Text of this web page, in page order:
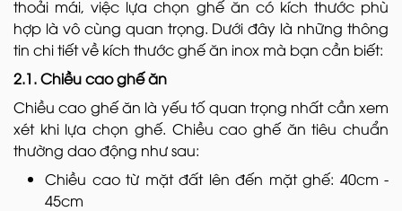
thoải mái, việc lựa chọn ghế ăn có kích thước phù
hợp là vô cùng quan trọng. Dưới đây là những thông
tin chi tiết về kích thước ghế ăn inox mà bạn cần biết:
2.1. Chiều cao ghế ăn
Chiều cao ghế ăn là yếu tố quan trọng nhất cần xem
xét khi lựa chọn ghế. Chiều cao ghế ăn tiêu chuẩn
thường dao động như sau:
Chiều cao từ mặt đất lên đến mặt ghế: 40cm -
45cm